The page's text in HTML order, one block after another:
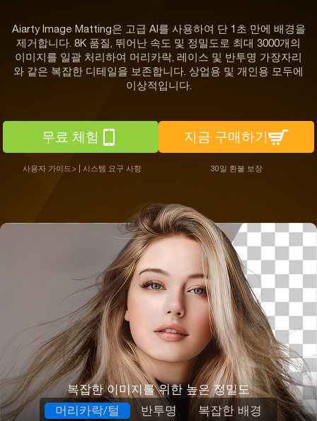
Aiarty Image Matting은 고급 AI를 사용하여 단 1초 만에 배경을
제거합니다. 8K 품질, 뛰어난 속도 및 정밀도로 최대 3000개의
이미지를 일괄 처리하여 머리카락, 레이스 및 반투명 가장자리
와 같은 복잡한 디테일을 보존합니다. 상업용 및 개인용 모두에
이상적입니다.
무료 체험
사용자 가이드>| 시스템 요구 사항
지금 구매하기
30일 환불 보장
복잡한 이미지를 위한 높은 정밀도
머리카락/털
반투명 복잡한 배경